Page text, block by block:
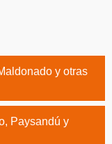
y otras
Paysandú y